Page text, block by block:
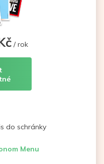
/ rok
do schránky
Menu